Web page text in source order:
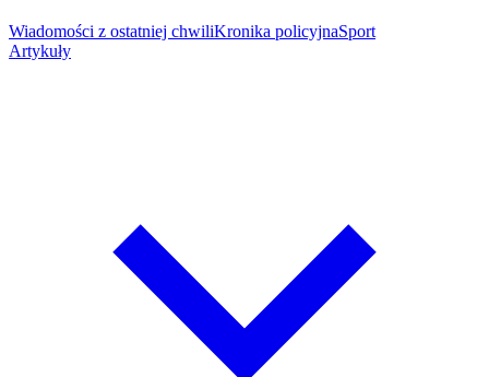
Wiadomości z ostatniej chwiliKronika policyjnaSport
Artykuły